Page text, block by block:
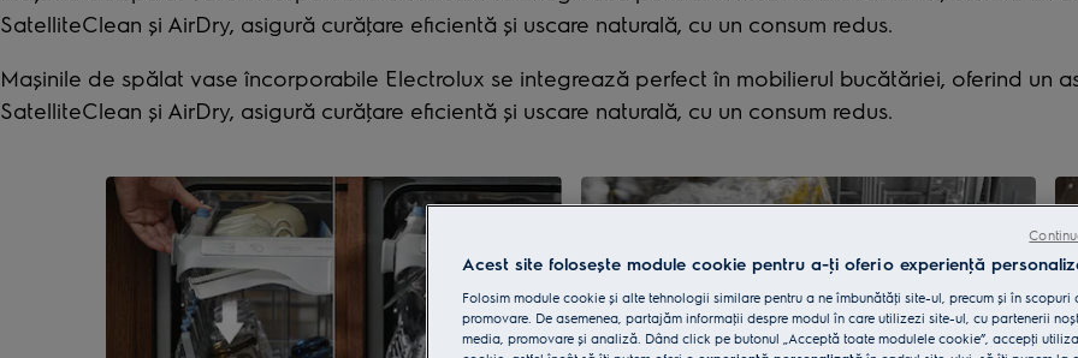
SatelliteClean şi AirDry, asigură curăţare eficientă şi uscare naturală, cu un consum redus.
Maşinile de spălat vase încorporabile Electrolux se integrează perfect în mobilierul bucătăriei, oferind un
SatelliteClean şi AirDry, asigură curăţare eficientă şi uscare naturală, cu un consum redus.
Acest site folosește module cookie pentru a-ţi oferi o experienţă
Folosim module cookie și alte tehnologii similare pentru a ne îmbunătăţi site-ul, precum și în scopuri
promovare. De asemenea, partajăm informaţii despre modul în care utilizezi site-ul, cu partenerii
media, promovare și analiză. Dând click pe butonul „Acceptă toate modulele cookie”, accepţi